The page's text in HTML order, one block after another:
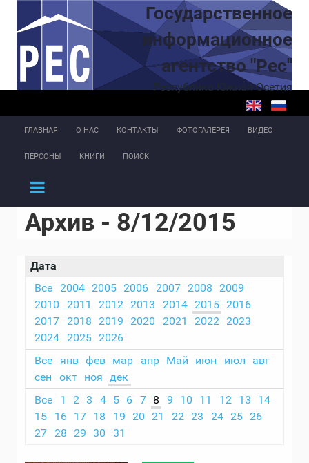
Перейти к основному содержаниюГосударственное
информационное
агентство "Рес"
Республика Южная Осетия
ГЛАВНАЯ О НАС КОНТАКТЫ ФОТОГАЛЕРЕЯ ВИДЕО
ПЕРСОНЫ КНИГИ ПОИСК
Архив - 8/12/2015
Дата
Все
2004 2005 2006 2007 2008
2009
2010
2011 2012 2013 2014 2015 2016
2017
2018 2019 2020 2021 2022 2023
2024
2025
2026
Все янв фев мар апр Май июн июл
авг
сен
окт ноя дек
Все
1 2 3 4 5 6 7 8 9 10 11 12 13
14
15
16 17 18 19 20 21 22 23 24 25 26
27
28 29 30 31